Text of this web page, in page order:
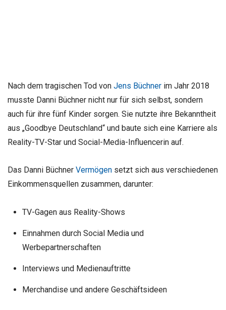
Nach dem tragischen Tod von Jens Büchner im Jahr 2018
musste Danni Büchner nicht nur für sich selbst, sondern
auch für ihre fünf Kinder sorgen. Sie nutzte ihre Bekanntheit
aus „Goodbye Deutschland“ und baute sich eine Karriere als
Reality-TV-Star und Social-Media-Influencerin auf.
Das Danni Büchner Vermögen setzt sich aus verschiedenen
Einkommensquellen zusammen, darunter:
TV-Gagen aus Reality-Shows
Einnahmen durch Social Media und
Werbepartnerschaften
Interviews und Medienauftritte
Merchandise und andere Geschäftsideen